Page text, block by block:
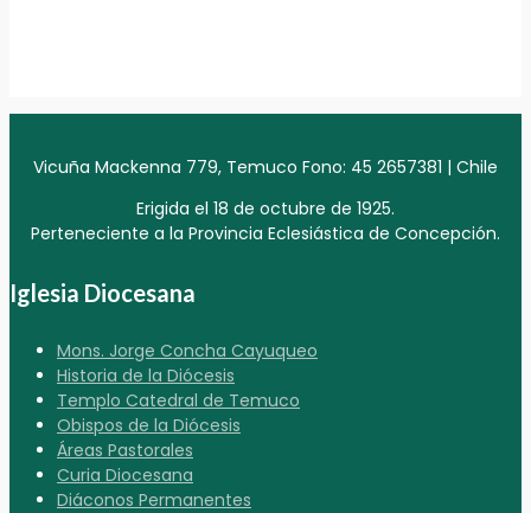
Vicuña Mackenna 779, Temuco Fono: 45 2657381 | Chile
Erigida el 18 de octubre de 1925.
Perteneciente a la Provincia Eclesiástica de Concepción.
Iglesia Diocesana
Mons. Jorge Concha Cayuqueo
Historia de la Diócesis
Templo Catedral de Temuco
Obispos de la Diócesis
Áreas Pastorales
Curia Diocesana
Diáconos Permanentes